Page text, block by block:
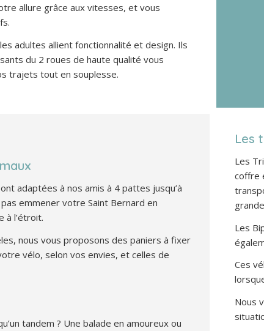
allure grâce aux vitesses, et vous
adultes allient fonctionnalité et design. Ils
du 2 roues de haute qualité vous
trajets tout en souplesse.
adaptées à nos amis à 4 pattes jusqu’à
emmener votre Saint Bernard en
à l’étroit.
nous vous proposons des paniers à fixer
vélo, selon vos envies, et celles de
tandem ? Une balade en amoureux ou
Les
Les
coffre
Les
Ces
Nous